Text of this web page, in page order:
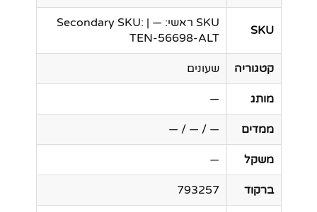
SKU
SKU ראשי: — | Secondary SKU:
TEN-56698-ALT
קטגוריה שעונים
מותג —
ממדים — / — / —
משקל —
ברקוד 793257